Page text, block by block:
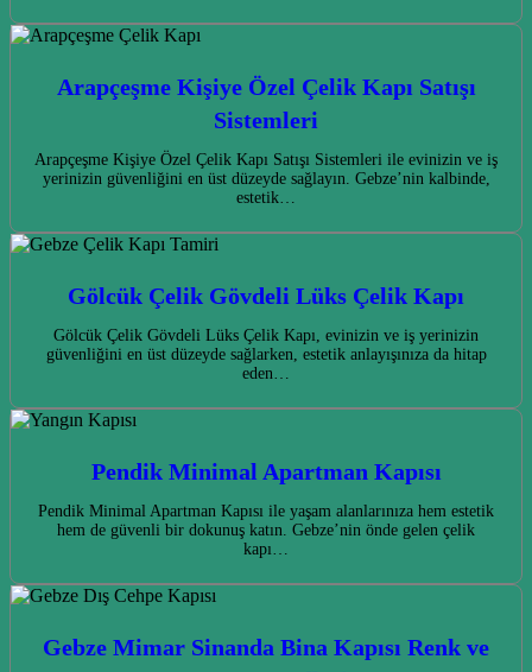
Arapçeşme Kişiye Özel Çelik Kapı Satışı
Sistemleri
Arapçeşme Kişiye Özel Çelik Kapı Satışı Sistemleri ile evinizin ve iş
yerinizin güvenliğini en üst düzeyde sağlayın. Gebze’nin kalbinde,
estetik…
Gölcük Çelik Gövdeli Lüks Çelik Kapı
Gölcük Çelik Gövdeli Lüks Çelik Kapı, evinizin ve iş yerinizin
güvenliğini en üst düzeyde sağlarken, estetik anlayışınıza da hitap
eden…
Pendik Minimal Apartman Kapısı
Pendik Minimal Apartman Kapısı ile yaşam alanlarınıza hem estetik
hem de güvenli bir dokunuş katın. Gebze’nin önde gelen çelik
kapı…
Gebze Mimar Sinanda Bina Kapısı Renk ve